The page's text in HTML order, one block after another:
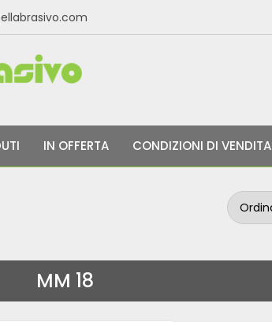
IN OFFERTA CONDIZIONI DI VENDITA
MM 18